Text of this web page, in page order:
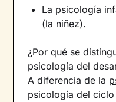
La psicología
(la niñez).
¿Por qué se
psicología del
A diferencia de la
psicología del